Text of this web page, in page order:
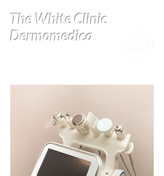
The White Clinic
Dermomedica